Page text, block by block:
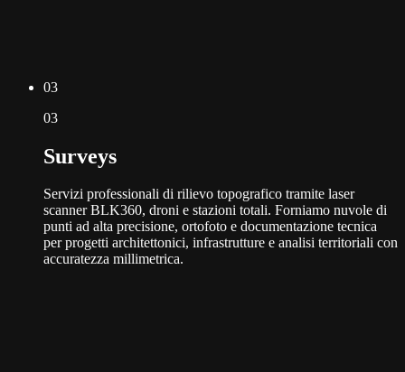
03
03
Surveys
Servizi professionali di rilievo topografico tramite laser
scanner BLK360, droni e stazioni totali. Forniamo nuvole di
punti ad alta precisione, ortofoto e documentazione tecnica
per progetti architettonici, infrastrutture e analisi territoriali con
accuratezza millimetrica.